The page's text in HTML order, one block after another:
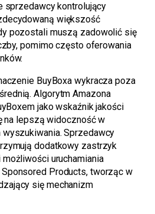
sprzedawcy kontrolujący
większość
pozostali muszą zadowolić się
pomimo często oferowania
BuyBoxa wykracza poza
Algorytm Amazona
jako wskaźnik jakości
na lepszą widoczność w
Sprzedawcy
dodatkowy zastrzyk
uruchamiania
Products, tworząc w
się mechanizm